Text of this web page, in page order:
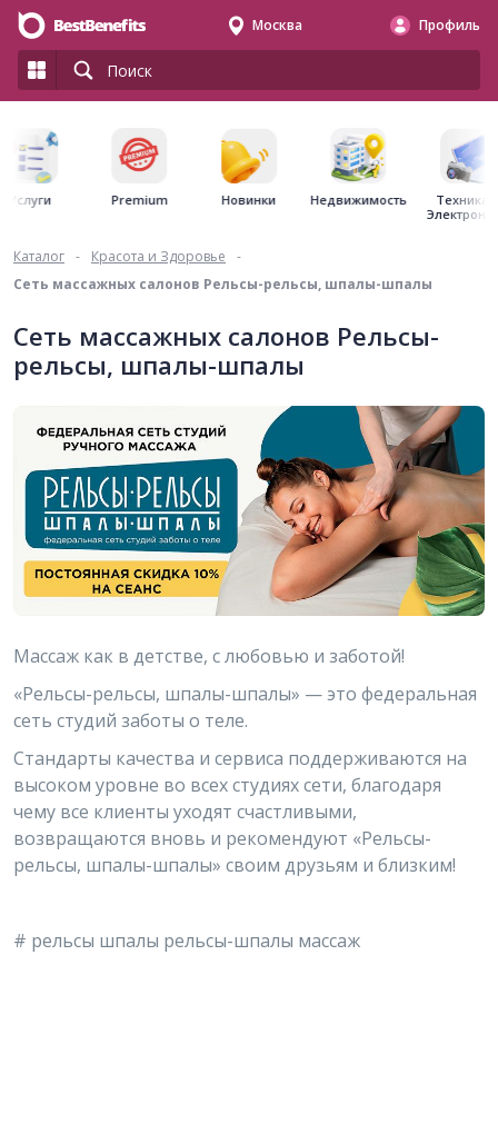
Москва Профиль
Услуги Premium Новинки Недвижимость
Техника
Каталог - Красота и Здоровье
-
Сеть массажных салонов Рельсы-рельсы, шпалы-шпалы
Сеть массажных салонов Рельсы-
рельсы, шпалы-шпалы
Массаж как в детстве, с любовью и заботой!
«Рельсы-рельсы, шпалы-шпалы» — это федеральная
сеть студий заботы о теле.
Стандарты качества и сервиса поддерживаются на
высоком уровне во всех студиях сети, благодаря
чему все клиенты уходят счастливыми,
возвращаются вновь и рекомендуют «Рельсы-
рельсы, шпалы-шпалы» своим друзьям и близким!
# рельсы шпалы рельсы-шпалы массаж